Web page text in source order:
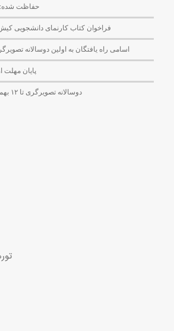
حفاظت
فراخوان کتاب کارنمای دانشجویی کیش
اسامی راه یافتگان به اولین دوسالانه
پایان مهلت
دوسالانه تصویرگری تا ۱۲ بهمن تمدید شد